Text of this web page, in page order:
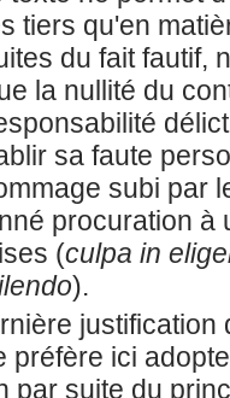
tiers qu'en
du fait fautif,
la nullité du
sa faute
subi par
procuration à
(culpa in
).
préfère ici
par suite du